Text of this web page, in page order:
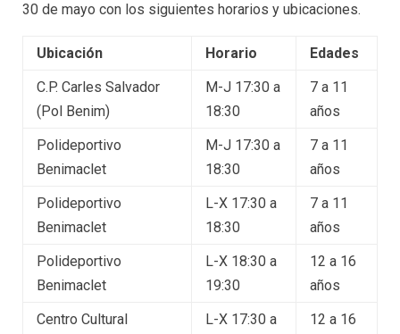
30 de mayo con los siguientes horarios y ubicaciones.
Ubicación Horario
Edades
C.P. Carles Salvador
(Pol Benim)
M-J 17:30 a
18:30
7 a 11
años
Polideportivo
Benimaclet
M-J 17:30 a
18:30
7 a 11
años
Polideportivo
Benimaclet
L-X 17:30 a
18:30
7 a 11
años
Polideportivo
Benimaclet
L-X 18:30 a
19:30
12 a 16
años
Centro Cultural
L-X 17:30 a
12 a 16